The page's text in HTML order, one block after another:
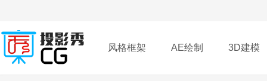
风格框架 AE绘制 3D建模